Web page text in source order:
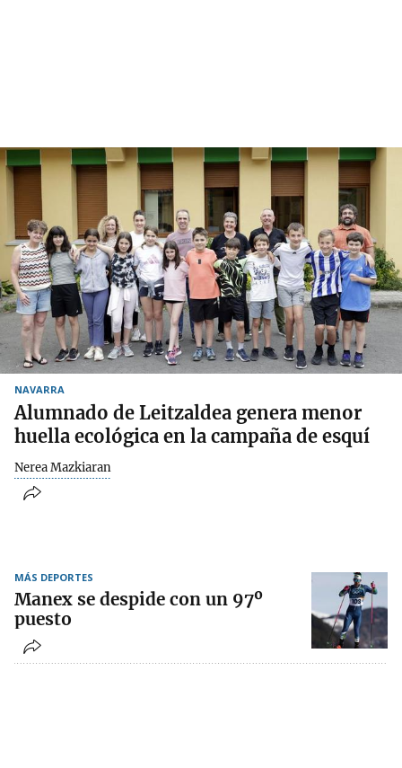
NAVARRA
Alumnado de Leitzaldea genera menor
huella ecológica en la campaña de esquí
Nerea Mazkiaran
MÁS DEPORTES
Manex se despide con un 97º
puesto